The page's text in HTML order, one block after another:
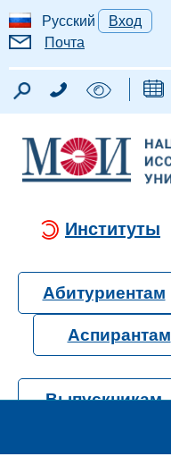
Русский
Вход
Почта
Институты
Абитуриентам
Аспирантам
Выпускникам